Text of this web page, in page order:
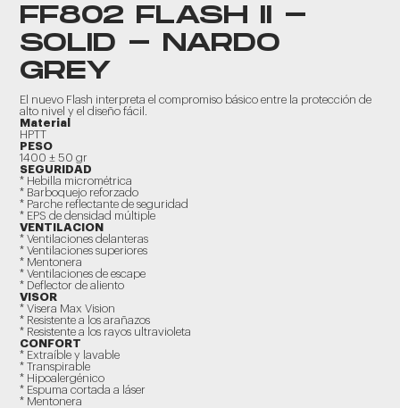
FF802 FLASH II -
SOLID - NARDO
GREY
El nuevo Flash interpreta el compromiso básico entre la protección de
alto nivel y el diseño fácil.
Material
HPTT
PESO
1400 ± 50 gr
SEGURIDAD
* Hebilla micrométrica
* Barboquejo reforzado
* Parche reflectante de seguridad
* EPS de densidad múltiple
VENTILACION
* Ventilaciones delanteras
* Ventilaciones superiores
* Mentonera
* Ventilaciones de escape
* Deflector de aliento
VISOR
* Visera Max Vision
* Resistente a los arañazos
* Resistente a los rayos ultravioleta
CONFORT
* Extraíble y lavable
* Transpirable
* Hipoalergénico
* Espuma cortada a láser
* Mentonera